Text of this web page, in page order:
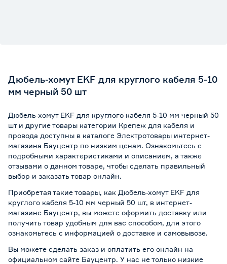
Дюбель-хомут EKF для круглого кабеля 5-10
мм черный 50 шт
Дюбель-хомут EKF для круглого кабеля 5-10 мм черный 50
шт и другие товары категории Крепеж для кабеля и
провода доступны в каталоге Электротовары интернет-
магазина Бауцентр по низким ценам. Ознакомьтесь с
подробными характеристиками и описанием, а также
отзывами о данном товаре, чтобы сделать правильный
выбор и заказать товар онлайн.
Приобретая такие товары, как Дюбель-хомут EKF для
круглого кабеля 5-10 мм черный 50 шт, в интернет-
магазине Бауцентр, вы можете оформить доставку или
получить товар удобным для вас способом, для этого
ознакомьтесь с информацией о доставке и самовывозе.
Вы можете сделать заказ и оплатить его онлайн на
официальном сайте Бауцентр. У нас не только низкие